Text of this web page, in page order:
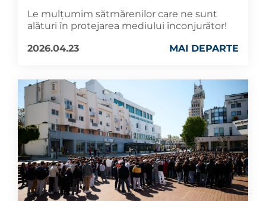
Le mulțumim sătmărenilor care ne sunt
alături în protejarea mediului înconjurător!
2026.04.23
MAI DEPARTE